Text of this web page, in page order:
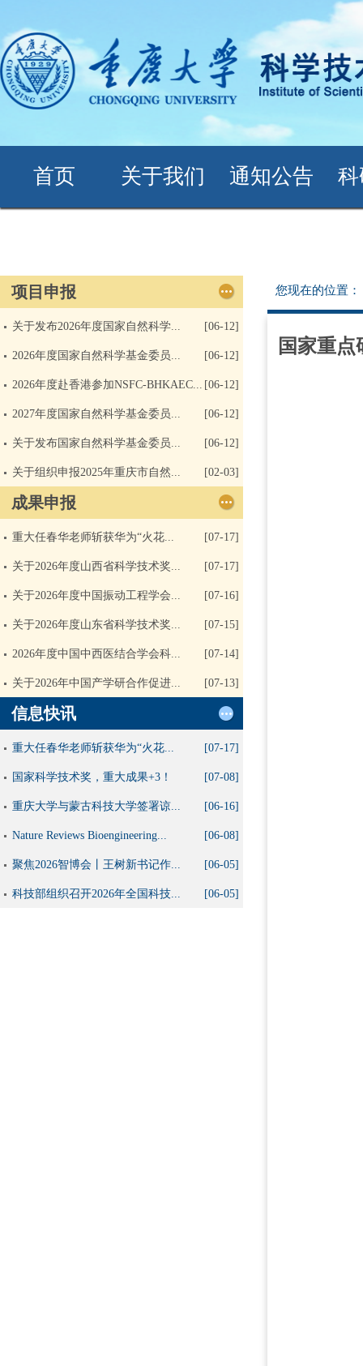
首页 关于我们 通知公告
项目申报
关于发布2026年度国家自然科学... [06-12]
2026年度国家自然科学基金委员... [06-12]
2026年度赴香港参加NSFC-BHKAEC... [06-12]
2027年度国家自然科学基金委员... [06-12]
关于发布国家自然科学基金委员... [06-12]
关于组织申报2025年重庆市自然... [02-03]
成果申报
重大任春华老师斩获华为“火花... [07-17]
关于2026年度山西省科学技术奖... [07-17]
关于2026年度中国振动工程学会... [07-16]
关于2026年度山东省科学技术奖... [07-15]
2026年度中国中西医结合学会科... [07-14]
关于2026年中国产学研合作促进... [07-13]
信息快讯
重大任春华老师斩获华为“火花... [07-17]
国家科学技术奖，重大成果+3！ [07-08]
重庆大学与蒙古科技大学签署谅... [06-16]
Nature Reviews Bioengineering... [06-08]
聚焦2026智博会丨王树新书记作... [06-05]
科技部组织召开2026年全国科技... [06-05]
您现在的位置：
国家重